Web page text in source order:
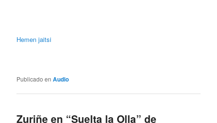
Hemen jaitsi
Publicado en Audio
Zuriñe en “Suelta la Olla” de